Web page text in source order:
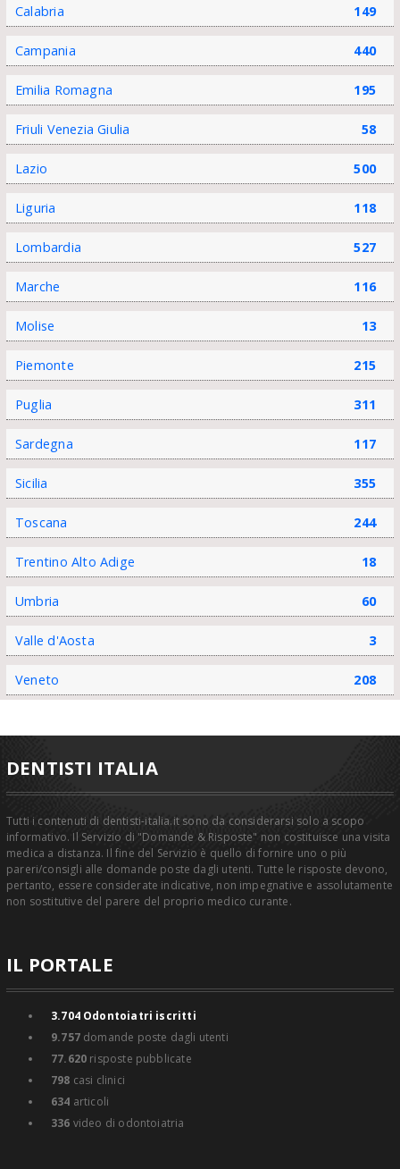
Calabria 149
Campania 440
Emilia Romagna 195
Friuli Venezia Giulia 58
Lazio 500
Liguria 118
Lombardia 527
Marche 116
Molise 13
Piemonte 215
Puglia 311
Sardegna 117
Sicilia 355
Toscana 244
Trentino Alto Adige 18
Umbria 60
Valle d'Aosta 3
Veneto 208
DENTISTI ITALIA
Tutti i contenuti di dentisti-italia.it sono da considerarsi solo a scopo
informativo. Il Servizio di "Domande & Risposte" non costituisce una visita
medica a distanza. Il fine del Servizio è quello di fornire uno o più
pareri/consigli alle domande poste dagli utenti. Tutte le risposte devono,
pertanto, essere considerate indicative, non impegnative e assolutamente
non sostitutive del parere del proprio medico curante.
IL PORTALE
3.704Odontoiatri iscritti
9.757domande poste dagli utenti
77.620 risposte pubblicate
798 casi clinici
634 articoli
336 video di odontoiatria